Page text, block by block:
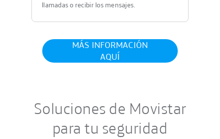
llamadas o recibir los mensajes.
MÁS INFORMACIÓN
AQUÍ
Soluciones de Movistar
para tu seguridad